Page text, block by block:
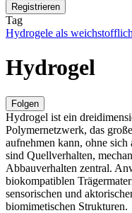
Registrieren
Tag
Hydrogele als
Hydrogel
Folgen
Hydrogel ist ein
Polymernetzwerk, das
aufnehmen kann, ohne
sind Quellverhalten,
Abbauverhalten zentral.
biokompatiblen
sensorischen und
biomimetischen Strukturen.